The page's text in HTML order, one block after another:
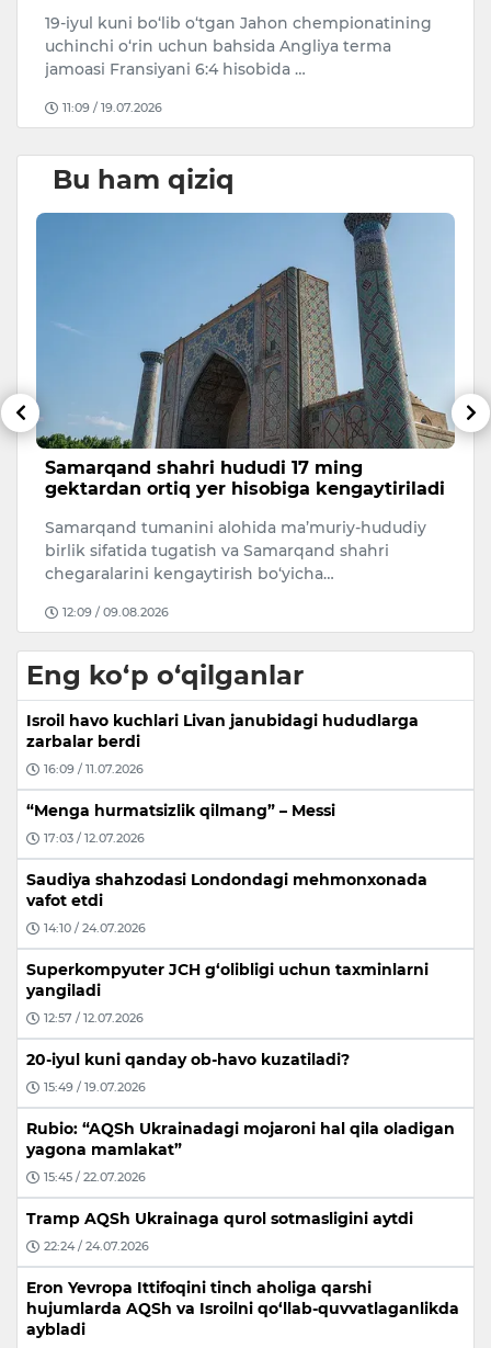
19-iyul kuni bo‘lib o‘tgan Jahon chempionatining
uchinchi o‘rin uchun bahsida Angliya terma
jamoasi Fransiyani 6:4 hisobida …
11:09 / 19.07.2026
Bu ham qiziq
Samarqand shahri hududi 17 ming
gektardan ortiq yer hisobiga kengaytiriladi
Samarqand tumanini alohida ma’muriy-hududiy
birlik sifatida tugatish va Samarqand shahri
chegaralarini kengaytirish bo‘yicha…
12:09 / 09.08.2026
Eng ko‘p o‘qilganlar
Isroil havo kuchlari Livan janubidagi hududlarga
zarbalar berdi
16:09 / 11.07.2026
“Menga hurmatsizlik qilmang” – Messi
17:03 / 12.07.2026
Saudiya shahzodasi Londondagi mehmonxonada
vafot etdi
14:10 / 24.07.2026
Superkompyuter JCH g‘olibligi uchun taxminlarni
yangiladi
12:57 / 12.07.2026
20-iyul kuni qanday ob-havo kuzatiladi?
15:49 / 19.07.2026
Rubio: “AQSh Ukrainadagi mojaroni hal qila oladigan
yagona mamlakat”
15:45 / 22.07.2026
Tramp AQSh Ukrainaga qurol sotmasligini aytdi
22:24 / 24.07.2026
Eron Yevropa Ittifoqini tinch aholiga qarshi
hujumlarda AQSh va Isroilni qo‘llab-quvvatlaganlikda
aybladi